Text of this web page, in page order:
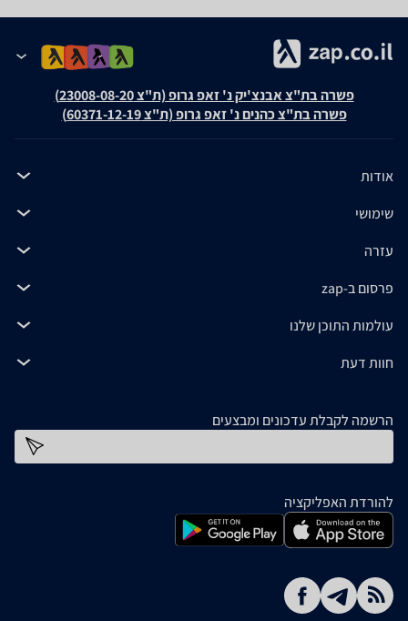
פשרה בת"צ אבנצ'יק נ' זאפ גרופ (ת"צ 23008-08-20)
פשרה בת"צ כהנים נ' זאפ גרופ (ת"צ 60371-12-19)
אודות
שימושי
עזרה
פרסום ב-zap
עולמות התוכן שלנו
חוות דעת
הרשמה לקבלת עדכונים ומבצעים
להורדת האפליקציה